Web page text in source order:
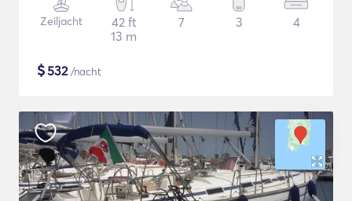
Zeiljacht
42 ft
13 m
7 3 4
$532/nacht